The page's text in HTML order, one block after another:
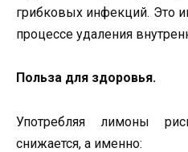
грибковых инфекций. Это
процессе удаления
Польза для здоровья.
Употребляя лимоны
снижается, а именно: